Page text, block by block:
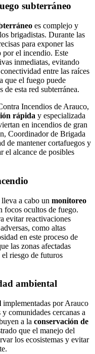
subterráneo
es complejo y
brigadistas. Durante las
para exponer las
por el incendio. Este
inmediatas, evitando
entre las raíces
que el fuego puede
de esta red subterránea.
Incendios de Arauco,
rápida y especializada
en incendios de gran
Coordinador de Brigada
de mantener cortafuegos y
el alcance de posibles
a cabo un monitoreo
focos ocultos de fuego.
evitar reactivaciones
adversas, como altas
en este proceso de
las zonas afectadas
riesgo de futuros
ambiental
implementadas por Arauco
comunidades cercanas a
a la conservación de
que el manejo del
los ecosistemas y evitar